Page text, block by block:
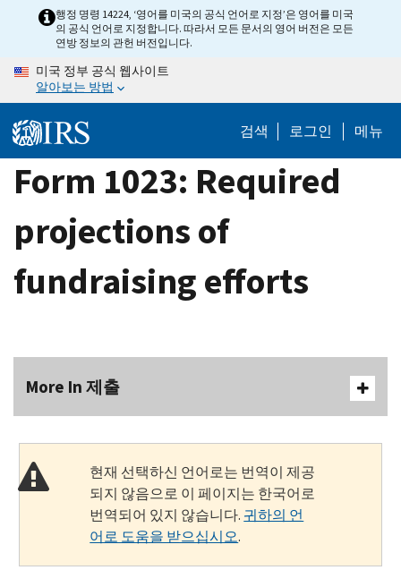
content
행정 명령 14224, ‘영어를 미국의 공식 언어로 지정’은 영어를 미국
의 공식 언어로 지정합니다. 따라서 모든 문서의 영어 버전은 모든
연방 정보의 관헌 버전입니다.
미국 정부 공식 웹사이트
알아보는 방법
검색 로그인 메뉴
Form 1023: Required
projections of
fundraising efforts
More In 제출
현재 선택하신 언어로는 번역이 제공
되지 않음으로 이 페이지는 한국어로
번역되어 있지 않습니다. 귀하의 언
어로 도움을 받으십시오.